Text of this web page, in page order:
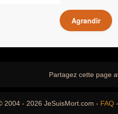
Agrandir
Partagez cette page
2004 - 2026 JeSuisMort.com - FAQ -